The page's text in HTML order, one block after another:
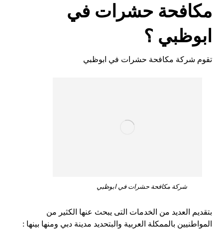
مكافحة حشرات في
ابوظبي ؟
تقوم شركة مكافحة حشرات في ابوظبي
شركة مكافحة حشرات في ابوظبي
بتقديم العديد من الخدمات التى يبحث عنها الكثير من
المواطنيين بالممكلة العربية والبتحديد مدينة دبي ومنها بينها :